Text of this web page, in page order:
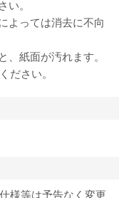
い。
よっては消去に不向
紙面が汚れます。
ださい。
様等は予告なく変更